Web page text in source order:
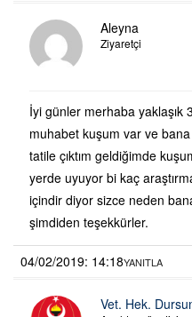
Aleyna
Ziyaretçi
İyi günler merhaba yaklaşık
muhabet kuşum var ve
tatile çıktım geldiğimde
yerde uyuyor bi kaç
içindir diyor sizce neden
şimdiden teşekkürler.
04/02/2019: 14:18YANITLA
Vet. Hek.